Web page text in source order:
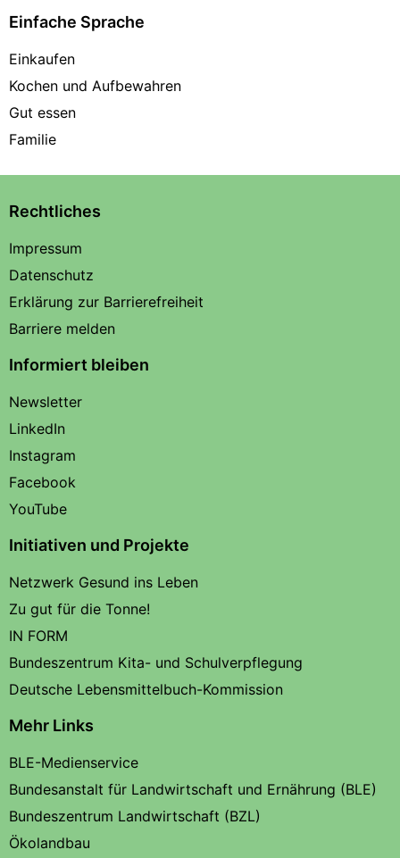
Einfache Sprache
Einkaufen
Kochen und Aufbewahren
Gut essen
Familie
Rechtliches
Impressum
Datenschutz
Erklärung zur Barrierefreiheit
Barriere melden
Informiert bleiben
Newsletter
LinkedIn
Instagram
Facebook
YouTube
Initiativen und Projekte
Netzwerk Gesund ins Leben
Zu gut für die Tonne!
IN FORM
Bundeszentrum Kita- und Schulverpflegung
Deutsche Lebensmittelbuch-Kommission
Mehr Links
BLE-Medienservice
Bundesanstalt für Landwirtschaft und Ernährung (BLE)
Bundeszentrum Landwirtschaft (BZL)
Ökolandbau